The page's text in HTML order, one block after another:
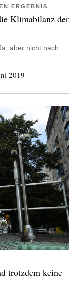
ERGEBNIS
Klimabilanz der
aber nicht nach
2019
trotzdem keine